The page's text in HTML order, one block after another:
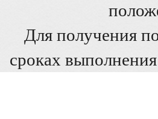
Для получения
сроках